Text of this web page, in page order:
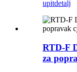
upitdetalj
RTD-F
za